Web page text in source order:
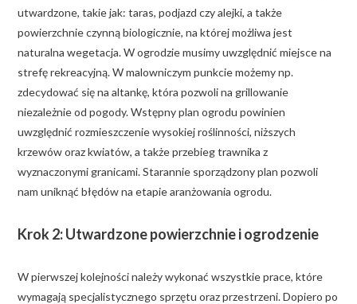
utwardzone, takie jak: taras, podjazd czy alejki, a także
powierzchnie czynną biologicznie, na której możliwa jest
naturalna wegetacja. W ogrodzie musimy uwzględnić miejsce na
strefę rekreacyjną. W malowniczym punkcie możemy np.
zdecydować się na altankę, która pozwoli na grillowanie
niezależnie od pogody. Wstępny plan ogrodu powinien
uwzględnić rozmieszczenie wysokiej roślinności, niższych
krzewów oraz kwiatów, a także przebieg trawnika z
wyznaczonymi granicami. Starannie sporządzony plan pozwoli
nam uniknąć błędów na etapie aranżowania ogrodu.
Krok 2: Utwardzone powierzchnie i ogrodzenie
W pierwszej kolejności należy wykonać wszystkie prace, które
wymagają specjalistycznego sprzętu oraz przestrzeni. Dopiero po